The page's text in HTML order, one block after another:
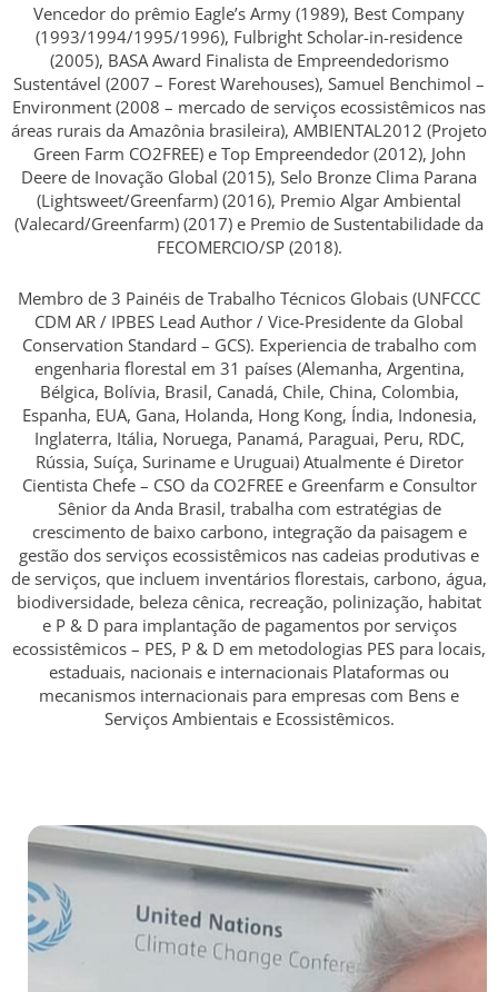
Vencedor do prêmio Eagle’s Army (1989), Best Company
(1993/1994/1995/1996), Fulbright Scholar-in-residence
(2005), BASA Award Finalista de Empreendedorismo
Sustentável (2007 – Forest Warehouses), Samuel Benchimol –
Environment (2008 – mercado de serviços ecossistêmicos nas
áreas rurais da Amazônia brasileira), AMBIENTAL2012 (Projeto
Green Farm CO2FREE) e Top Empreendedor (2012), John
Deere de Inovação Global (2015), Selo Bronze Clima Parana
(Lightsweet/Greenfarm) (2016), Premio Algar Ambiental
(Valecard/Greenfarm) (2017) e Premio de Sustentabilidade da
FECOMERCIO/SP (2018).
Membro de 3 Painéis de Trabalho Técnicos Globais (UNFCCC
CDM AR / IPBES Lead Author / Vice-Presidente da Global
Conservation Standard – GCS). Experiencia de trabalho com
engenharia florestal em 31 países (Alemanha, Argentina,
Bélgica, Bolívia, Brasil, Canadá, Chile, China, Colombia,
Espanha, EUA, Gana, Holanda, Hong Kong, Índia, Indonesia,
Inglaterra, Itália, Noruega, Panamá, Paraguai, Peru, RDC,
Rússia, Suíça, Suriname e Uruguai) Atualmente é Diretor
Cientista Chefe – CSO da CO2FREE e Greenfarm e Consultor
Sênior da Anda Brasil, trabalha com estratégias de
crescimento de baixo carbono, integração da paisagem e
gestão dos serviços ecossistêmicos nas cadeias produtivas e
de serviços, que incluem inventários florestais, carbono, água,
biodiversidade, beleza cênica, recreação, polinização, habitat
e P & D para implantação de pagamentos por serviços
ecossistêmicos – PES, P & D em metodologias PES para locais,
estaduais, nacionais e internacionais Plataformas ou
mecanismos internacionais para empresas com Bens e
Serviços Ambientais e Ecossistêmicos.